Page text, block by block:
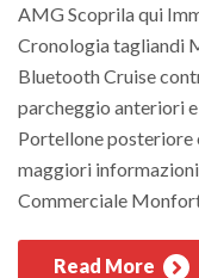
AMG Scoprila qui
Cronologia tagliandi
Bluetooth Cruise
parcheggio anteriori
Portellone
maggiori
Commerciale
Read More